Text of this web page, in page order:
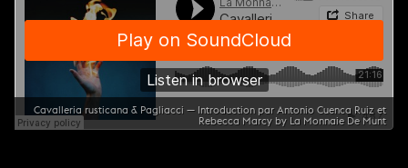
Cavalleria rusticana & Pagliacci — Introduction par Antonio Cuenca Ruiz et
Rebecca Marcy by La Monnaie De Munt